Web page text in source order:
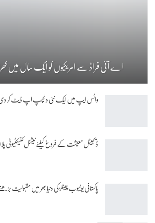
اے آئی فراڈ سے امریکیوں کو ایک سال میں
واٹس ایپ میں ایک نئی دلچسپ اپ ڈیٹ کر دی
ڈیجیٹل معیشت کے فروغ کیلئے نیشنل کنیکٹیوٹی
پاکستانی یوٹیوب چینلز کی دنیا بھر میں مقبولیت